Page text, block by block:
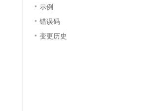
示例
错误码
变更历史
覆盖90%+业务场景，专享组合折扣价
我要投诉